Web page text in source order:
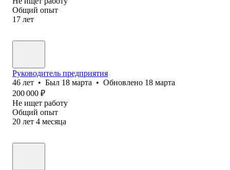
Общий опыт
17 лет
Руководитель предприятия
46 лет • Был 18 марта • Обновлено 18 марта
200 000 ₽
Не ищет работу
Общий опыт
20 лет 4 месяца